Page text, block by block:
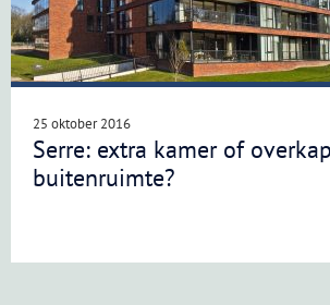
25 oktober 2016
Serre: extra kamer of
buitenruimte?